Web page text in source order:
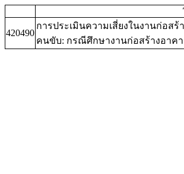
420490
การประเมินความเสี่ยงในงานก่อส
คนขับ: กรณีศึกษางานก่อสร้างอาคา